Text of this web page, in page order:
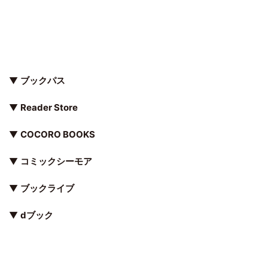
▼ ブックパス
▼ Reader Store
▼ COCORO BOOKS
▼ コミックシーモア
▼ ブックライブ
▼ dブック